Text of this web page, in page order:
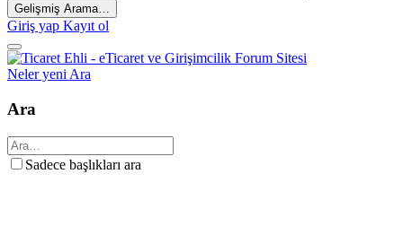
Gelişmiş Arama…
Giriş yap Kayıt ol
Neler yeniAra
Ara
Sadece başlıkları ara